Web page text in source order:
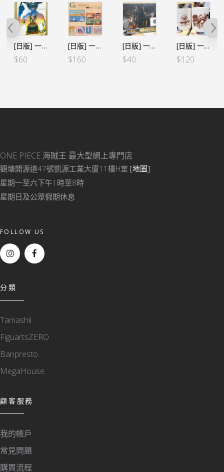
[日版] 一番賞 A3膠海報 – 艾斯之墓
$60
[日版] 一番くじ -情感回憶2- G賞 毛巾 (全８種SET)
$160
[日版] 一番賞 A3膠枱墊 – 基德+基拉
$40
[日版] 一番くじ -情感回憶- F賞 三兄弟 馬克杯
$120
ONE PIECE 海賊王 最大型網上專門店
觀塘開源道47號凱源工業大廈11樓H室 [地圖]
星期一至六下午1時至8時
星期日及公眾假期休息
FOLLOW US
分類
Tamashii
FiguartsZERO
Banpresto
MegaHouse
顧客服務
我的帳戶
常見問題
購買流程